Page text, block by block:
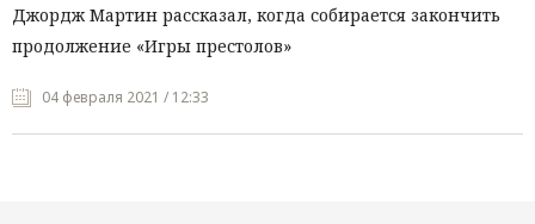
Джордж Мартин рассказал, когда собирается закончить
продолжение «Игры престолов»
04 февраля 2021 / 12:33